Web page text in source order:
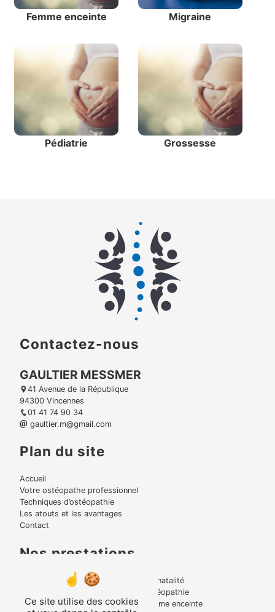
Femme enceinte Migraine
Pédiatrie Grossesse
Contactez-nous
GAULTIER MESSMER
41 Avenue de la République
94300 Vincennes
01 41 74 90 34
gaultier.m@gmail.com
Plan du site
Accueil
Votre ostéopathe professionnel
Techniques d’ostéopathie
Les atouts et les avantages
Contact
Nos prestations
Torticolis
Périnatalité
Ostéopathie
Femme enceinte
Ce site utilise des cookies